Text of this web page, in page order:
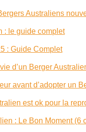
Australiens
: le guide complet
: Guide Complet
d’un Berger
avant d’adopter un
est ok pour la
: Le Bon Moment (6